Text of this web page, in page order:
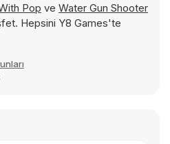
Pop ve Water Gun Shooter
Hepsini Y8 Games'te